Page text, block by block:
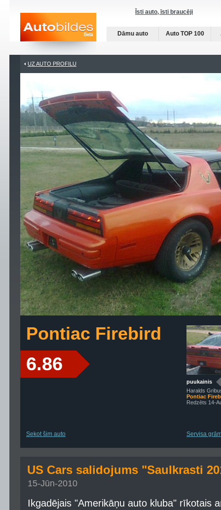
Īsti auto, īsti braucēji
Dāmu auto Auto TOP 100
UZ AUTO PROFILU
Pontiac Firebird
6.86
Sekot šim auto
puukainis
Haralds
Pontiac
Redzēts 14-
Servisa
US Cars salidojums "Saulkrasti
15-Jūn-2010
Ikgadējais "Amerikāņu auto kluba" rīkotais